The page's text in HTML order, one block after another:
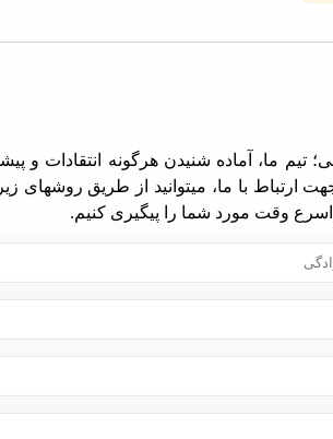
شنیدن هرگونه انتقادات و پیشنهادات
ما، میتوانید از طریق روشهای زیر اقدام
شما را پیگیری کنیم.